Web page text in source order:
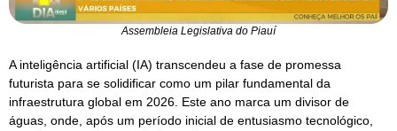
Assembleia Legislativa do Piauí
A inteligência artificial (IA) transcendeu a fase de promessa
futurista para se solidificar como um pilar fundamental da
infraestrutura global em 2026. Este ano marca um divisor de
águas, onde, após um período inicial de entusiasmo tecnológico,